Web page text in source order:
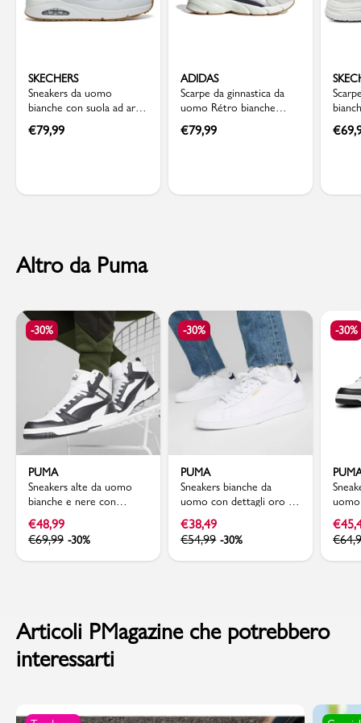
SKECHERS
Sneakers da uomo
bianche con suola ad aria
Skechers Uno
€79,99
ADIDAS
Scarpe da ginnastica da
uomo Rétro bianche
grigie con dettagli blu
adidas Crazychaos 2000
€79,99 €
Altro da Puma
-30%
PUMA
Sneakers alte da uomo
bianche e nere con
dettagli grigi Puma
Rebound V6
€48,99
€69,99 -30%
-30%
PUMA
Sneakers bianche da
uomo con dettagli oro e
blu Puma Smash 3.0 L
€38,49
€54,99 -30%
-30%
€
€
Articoli PMagazine che potrebbero
interessarti